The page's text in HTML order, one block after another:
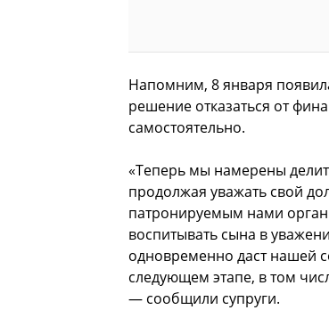
Напомним, 8 января
решение отказаться от
самостоятельно.
«Теперь мы намерены
продолжая уважать свой
патронируемым нами
воспитывать сына в
одновременно даст нашей
следующем этапе, в том
— сообщили супруги.